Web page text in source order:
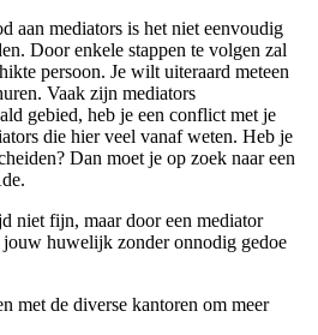
aan mediators is het niet eenvoudig
Door enkele stappen te volgen zal
persoon. Je wilt uiteraard meteen
Vaak zijn mediators
gebied, heb je een conflict met je
die hier veel vanaf weten. Heb je
Dan moet je op zoek naar een
niet fijn, maar door een mediator
huwelijk zonder onnodig gedoe
met de diverse kantoren om meer